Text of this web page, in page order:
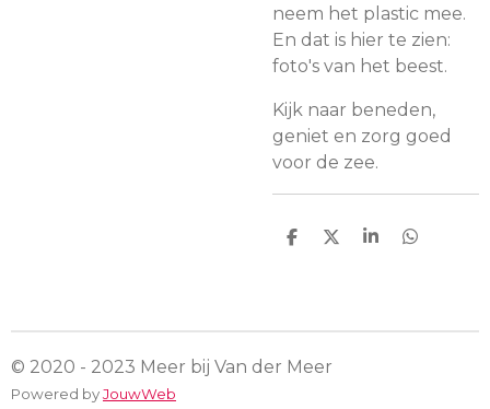
neem het plastic mee.
En dat is hier te zien:
foto's van het beest.
Kijk naar beneden,
geniet en zorg goed
voor de zee.
D
D
S
D
© 2020 - 2023 Meer bij Van der Meer
Powered byJouwWeb